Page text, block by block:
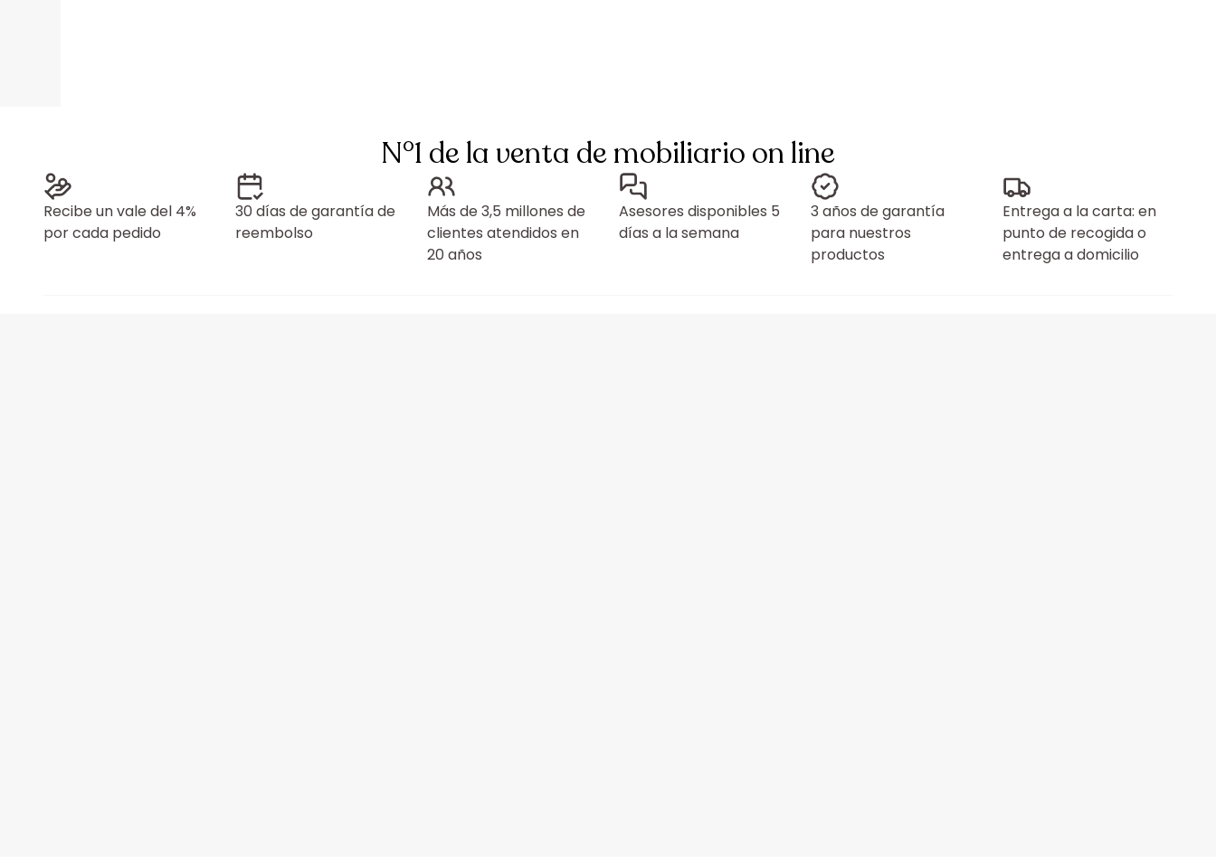
N°1 de la venta de mobiliario on line
Recibe un vale del 4%
por cada pedido
30 días de garantía de
reembolso
Más de 3,5 millones de
clientes atendidos en
20 años
Asesores disponibles 5
días a la semana
3 años de garantía
para nuestros
productos
Entrega a la carta: en
punto de recogida o
entrega a domicilio